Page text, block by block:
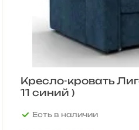
Кресло-кровать
11 синий )
Есть в наличии